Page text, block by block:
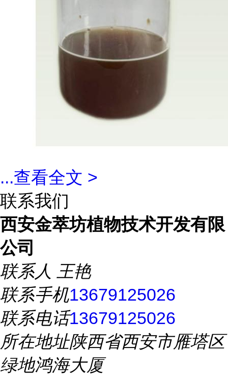
...查看全文 >
联系我们
西安金萃坊植物技术开发有限
公司
联系人 王艳
联系手机13679125026
联系电话13679125026
所在地址陕西省西安市雁塔区
绿地鸿海大厦